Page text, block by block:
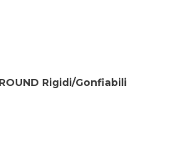
Rigidi/Gonfiabili